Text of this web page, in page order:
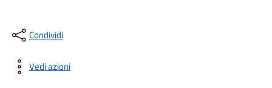
Condividi
Vedi azioni